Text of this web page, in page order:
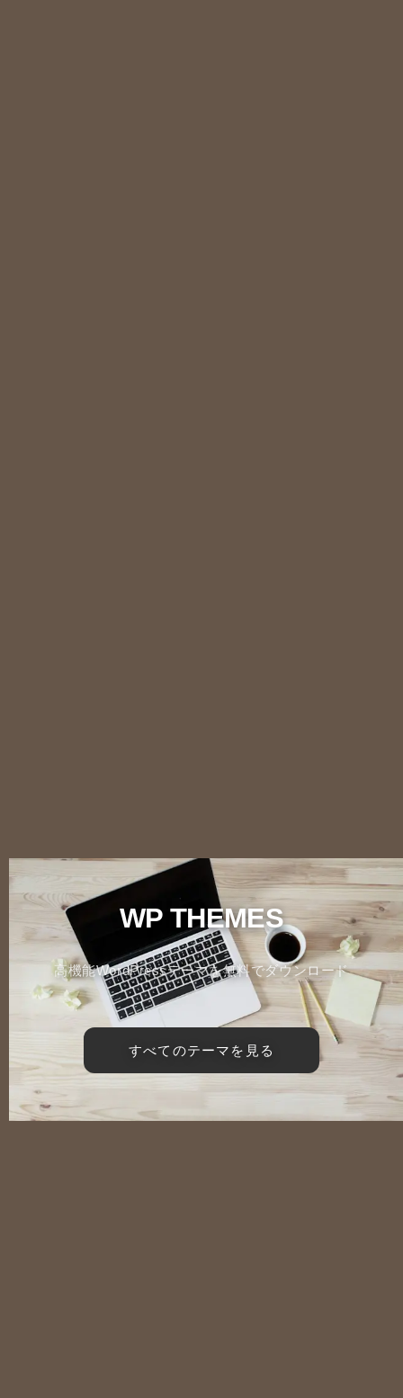
WP THEMES
高機能WordPressテーマを無料でダウンロード
すべてのテーマを見る